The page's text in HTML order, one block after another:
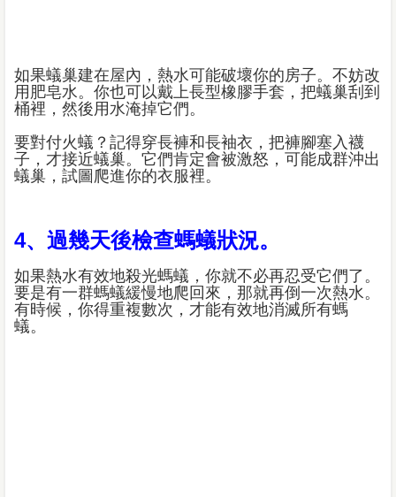
如果蟻巢建在屋內，熱水可能破壞你的房子。不妨改
用肥皂水。你也可以戴上長型橡膠手套，把蟻巢刮到
桶裡，然後用水淹掉它們。
要對付火蟻？記得穿長褲和長袖衣，把褲腳塞入襪
子，才接近蟻巢。它們肯定會被激怒，可能成群沖出
蟻巢，試圖爬進你的衣服裡。
4、過幾天後檢查螞蟻狀況。
如果熱水有效地殺光螞蟻，你就不必再忍受它們了。
要是有一群螞蟻緩慢地爬回來，那就再倒一次熱水。
有時候，你得重複數次，才能有效地消滅所有螞
蟻。